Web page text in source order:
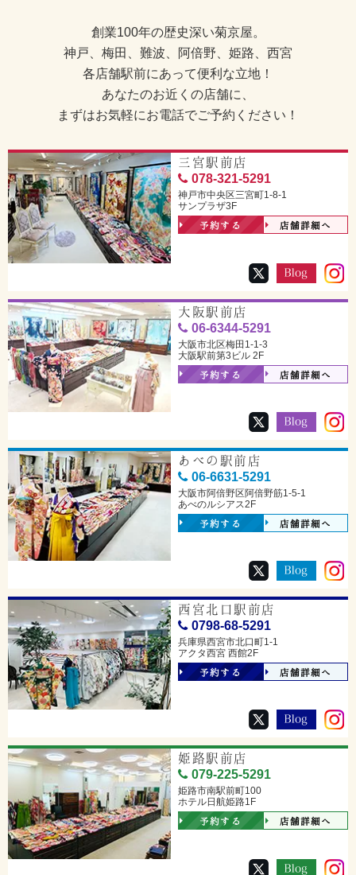
創業100年の歴史深い菊京屋。
神戸、梅田、難波、阿倍野、姫路、西宮
各店舗駅前にあって便利な立地！
あなたのお近くの店舗に、
まずはお気軽にお電話でご予約ください！
三宮駅前店
078-321-5291
神戸市中央区三宮町1-8-1
サンプラザ3F
予約する 店舗詳細へ
大阪駅前店
06-6344-5291
大阪市北区梅田1-1-3
大阪駅前第3ビル 2F
予約する 店舗詳細へ
あべの駅前店
06-6631-5291
大阪市阿倍野区阿倍野筋1-5-1
あべのルシアス2F
予約する 店舗詳細へ
西宮北口駅前店
0798-68-5291
兵庫県西宮市北口町1-1
アクタ西宮 西館2F
予約する 店舗詳細へ
姫路駅前店
079-225-5291
姫路市南駅前町100
ホテル日航姫路1F
予約する 店舗詳細へ